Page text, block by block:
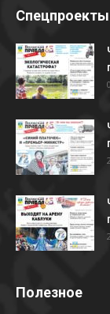
Спецпроекты
Полезное